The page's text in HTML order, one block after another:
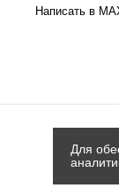
Написать в
Для